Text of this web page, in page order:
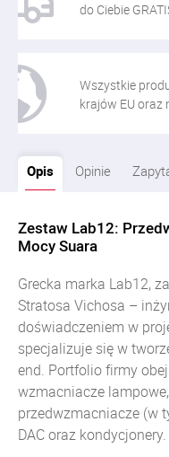
do Ciebie
Wszystkie
krajów EU oraz
Opis Opinie
Zestaw Lab12:
Mocy Suara
Grecka marka Lab12,
Stratosa Vichosa –
doświadczeniem w
specjalizuje się w
end. Portfolio firmy
wzmacniacze
przedwzmacniacze (w
DAC oraz kondycjonery.